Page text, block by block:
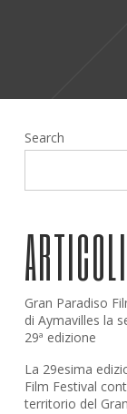
Search
Gran Paradiso
di Aymavilles la
29ª edizione
La 29esima
Film Festival
territorio del